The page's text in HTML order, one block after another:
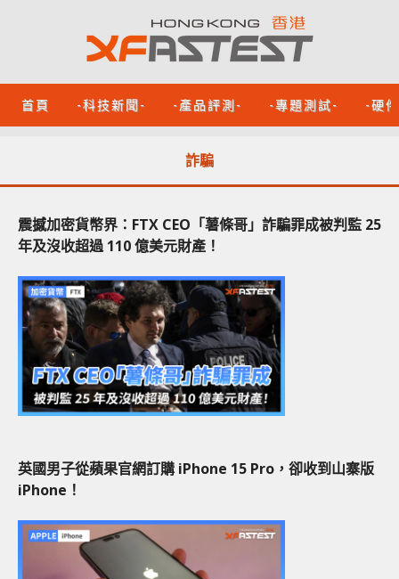
首頁 -科技新聞- -產品評測- -專題測試- -硬
詐騙
震撼加密貨幣界：FTX CEO「薯條哥」詐騙罪成被判監 25
年及沒收超過 110 億美元財產！
英國男子從蘋果官網訂購 iPhone 15 Pro，卻收到山寨版
iPhone！